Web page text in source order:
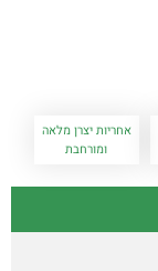
אחריות יצרן מלאה
ומורחבת